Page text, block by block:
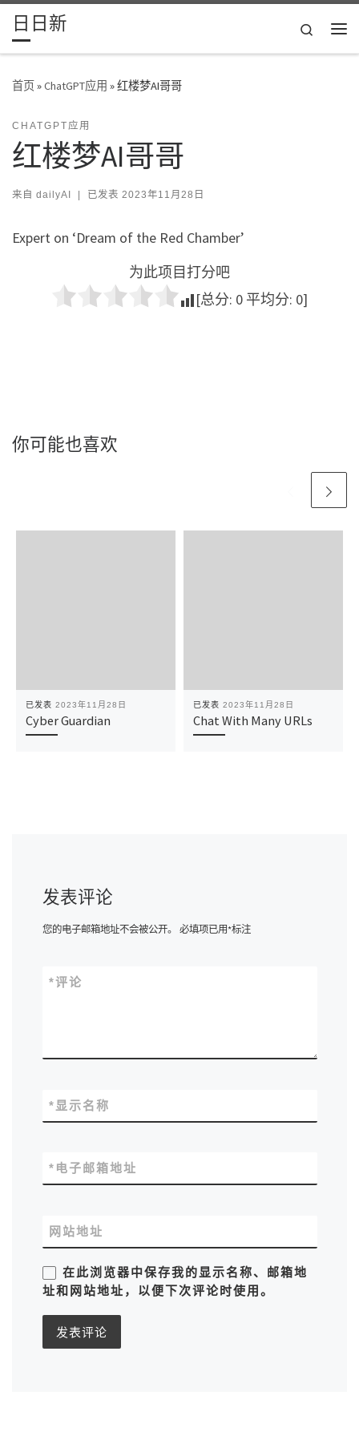
Skip to content
日日新
Search
首页»ChatGPT应用 »红楼梦AI哥哥
CHATGPT应用
红楼梦AI哥哥
来自 dailyAI | 已发表 2023年11月28日
Expert on ‘Dream of the Red Chamber’
为此项目打分吧
[总分: 0 平均分: 0]
你可能也喜欢
已发表 2023年11月28日
Cyber Guardian
已发表 2023年11月28日
Chat With Many URLs
发表评论
您的电子邮箱地址不会被公开。 必填项已用*标注
评论
*
显示名称
*
电子邮箱地址
*
网站地址
在此浏览器中保存我的显示名称、邮箱地
址和网站地址，以便下次评论时使用。